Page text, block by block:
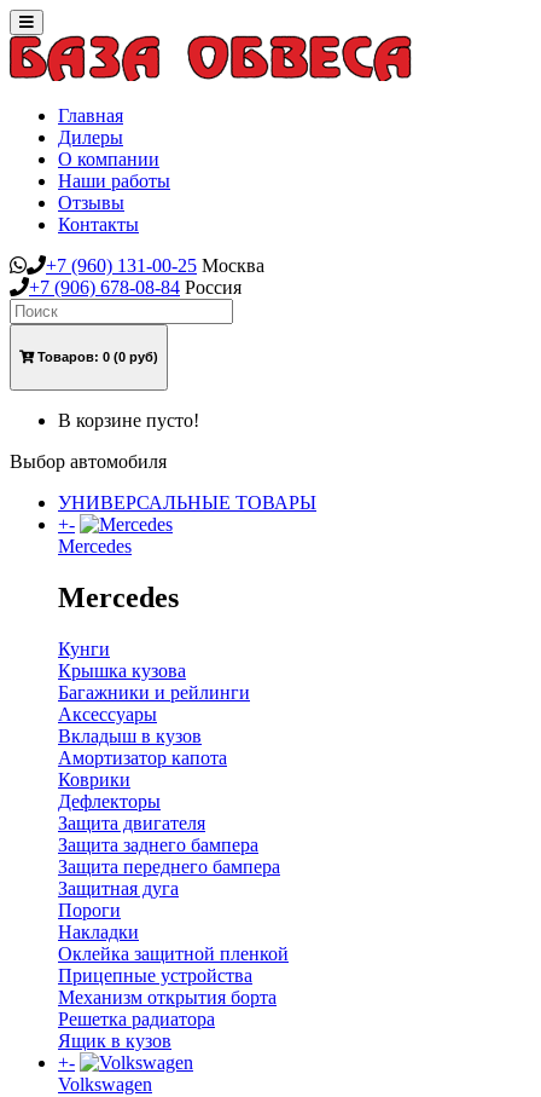
Toggle
navigation
Главная
Дилеры
О компании
Наши работы
Отзывы
Контакты
+7 (960) 131-00-25 Москва
+7 (906) 678-08-84 Россия
Товаров: 0 (0 руб)
В корзине пусто!
Выбор автомобиля
УНИВЕРСАЛЬНЫЕ ТОВАРЫ
+-
Mercedes
Mercedes
Кунги
Крышка кузова
Багажники и рейлинги
Аксессуары
Вкладыш в кузов
Амортизатор капота
Коврики
Дефлекторы
Защита двигателя
Защита заднего бампера
Защита переднего бампера
Защитная дуга
Пороги
Накладки
Оклейка защитной пленкой
Прицепные устройства
Механизм открытия борта
Решетка радиатора
Ящик в кузов
+-
Volkswagen